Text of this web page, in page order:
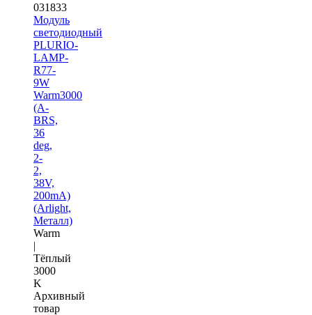
031833
Модуль
светодиодный
PLURIO-
LAMP-
R77-
9W
Warm3000
(A-
BRS,
36
deg,
2-
2,
38V,
200mA)
(Arlight,
Металл)
Warm
|
Тёплый
3000
K
Архивный
товар